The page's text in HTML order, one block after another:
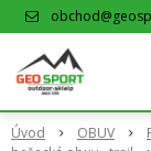
Úvod OBUV